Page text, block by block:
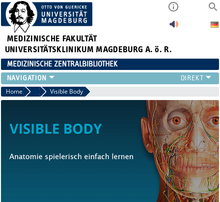
MEDIZINISCHE FAKULTÄT
UNIVERSITÄTSKLINIKUM MAGDEBURG A. ö. R.
MEDIZINISCHE ZENTRALBIBLIOTHEK
LITERATURSUCHE
AKTUELLES
Home Datenbanken
Visible Body